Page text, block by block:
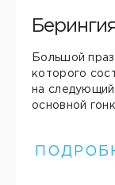
Большой
которого
на
основной